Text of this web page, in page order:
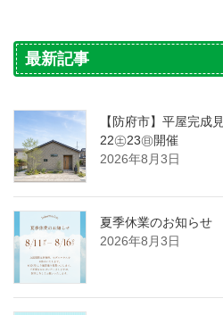
最新記事
【防府市】平屋完成
22㊏23㊐開催
2026年8月3日
夏季休業のお知らせ
2026年8月3日